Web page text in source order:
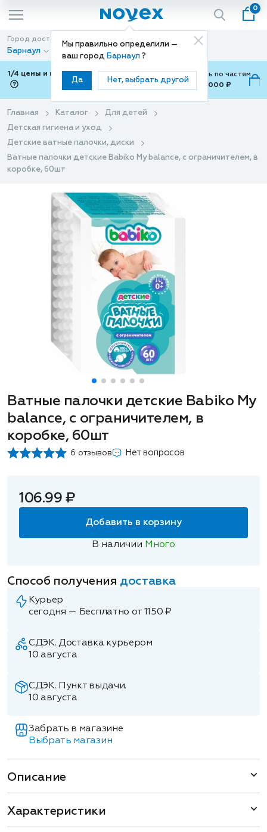
Мы правильно определили —
ваш город Барнаул ?
Да Нет, выбрать другой
0
Город доставки
Барнаул
Способ доставки
Доставка
1/4 цены и покупки ваши с Подели
Можно оплатить по частям
от 700 ₽ до 15,000 ₽
Главная Каталог
Для детей
Детская гигиена и уход
Детские ватные палочки, диски
Ватные палочки детские Babiko My balance, с ограничителем, в
коробке, 60шт
Ватные палочки детские Babiko My
balance, с ограничителем, в
коробке, 60шт
6 отзывов Нет вопросов
106.99 ₽
Добавить в корзину
В наличии Много
Способ получения доставка
Курьер
сегодня — Бесплатно от 1150 ₽
СДЭК. Доставка курьером
10 августа
СДЭК. Пункт выдачи.
10 августа
Забрать в магазине
Выбрать магазин
Описание
Характеристики